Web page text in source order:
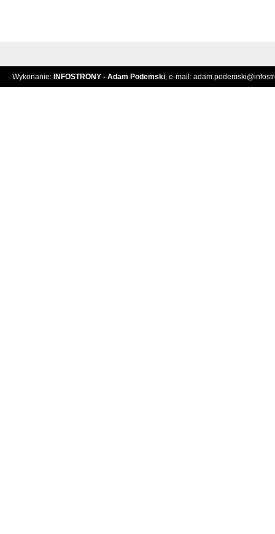
Wykonanie: INFOSTRONY - Adam Podemski, e-mail: